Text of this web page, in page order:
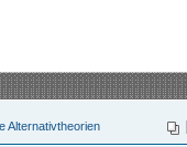
Alternativtheorien